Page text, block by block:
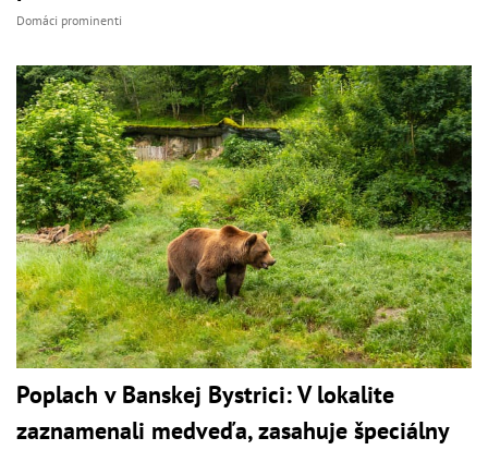
Domáci prominenti
Poplach v Banskej Bystrici: V lokalite
zaznamenali medveďa, zasahuje špeciálny